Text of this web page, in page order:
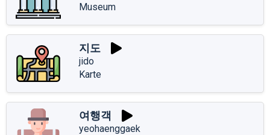
Museum
지도
jido
Karte
여행객
yeohaenggaek